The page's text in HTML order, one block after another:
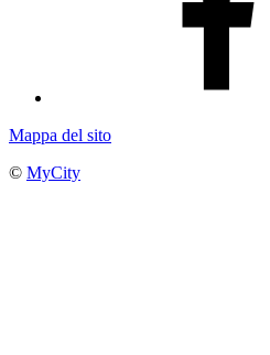
Mappa del sito
© MyCity